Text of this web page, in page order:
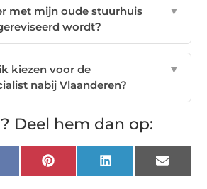
met mijn oude stuurhuis
wordt?
▼
kiezen voor de
nabij Vlaanderen?
▼
Deel hem dan op:
Pinterest LinkedIn Email